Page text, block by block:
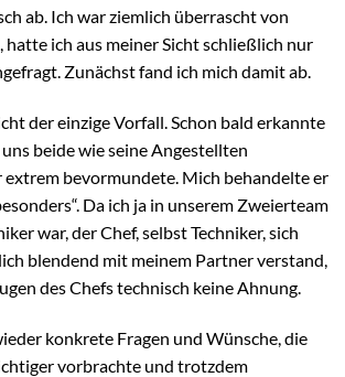
ab. Ich war ziemlich überrascht von
hatte ich aus meiner Sicht schließlich nur
Zunächst fand ich mich damit ab.
der einzige Vorfall. Schon bald erkannte
beide wie seine Angestellten
extrem bevormundete. Mich behandelte er
Da ich ja in unserem Zweierteam
war, der Chef, selbst Techniker, sich
blendend mit meinem Partner verstand,
des Chefs technisch keine Ahnung.
konkrete Fragen und Wünsche, die
vorbrachte und trotzdem